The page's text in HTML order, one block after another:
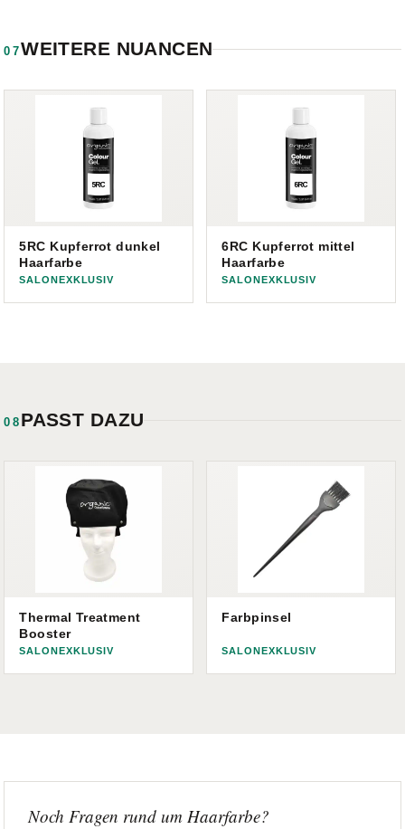
07WEITERE NUANCEN
5RC Kupferrot dunkel
Haarfarbe
SALONEXKLUSIV
6RC Kupferrot mittel
Haarfarbe
SALONEXKLUSIV
08 PASST DAZU
Thermal Treatment
Booster
SALONEXKLUSIV
Farbpinsel
SALONEXKLUSIV
Noch Fragen rund um Haarfarbe?